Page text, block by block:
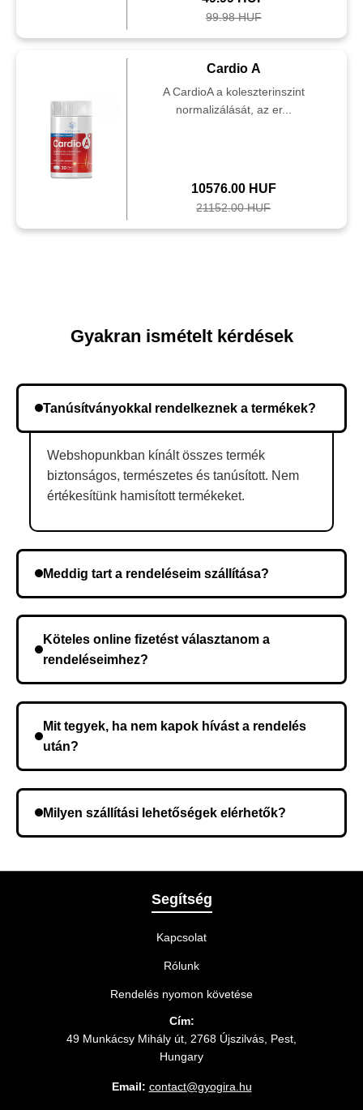
99.98 HUF
Cardio A
A CardioA a koleszterinszint
normalizálását, az er...
10576.00 HUF
21152.00 HUF
Gyakran ismételt kérdések
Tanúsítványokkal rendelkeznek a termékek?
Webshopunkban kínált összes termék
biztonságos, természetes és tanúsított. Nem
értékesítünk hamisított termékeket.
Meddig tart a rendeléseim szállítása?
kerül, és ez az időtartam függ a szállítási címtől.
Köteles online fizetést választanom a
rendeléseimhez?
Mit tegyek, ha nem kapok hívást a rendelés
után?
meg a rendelést.
Milyen szállítási lehetőségek elérhetők?
legmegfelelőbb szállítási módot.
Segítség
Kapcsolat
Rólunk
Rendelés nyomon követése
Cím:
49 Munkácsy Mihály út, 2768 Újszilvás, Pest,
Hungary
Email: contact@gyogira.hu